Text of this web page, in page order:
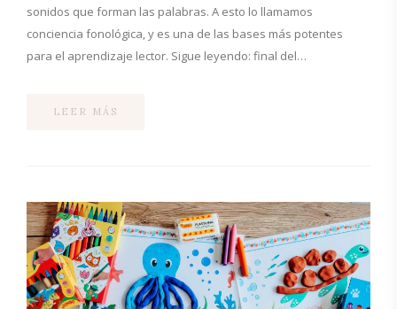
sonidos que forman las palabras. A esto lo llamamos
conciencia fonológica, y es una de las bases más potentes
para el aprendizaje lector. Sigue leyendo: final del…
LEER MÁS